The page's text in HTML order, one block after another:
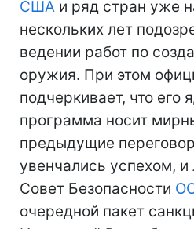
США и ряд стран уже
нескольких лет
ведении работ по
оружия. При этом
подчеркивает, что его
программа носит
предыдущие
увенчались успехом, и
Совет Безопасности
очередной пакет